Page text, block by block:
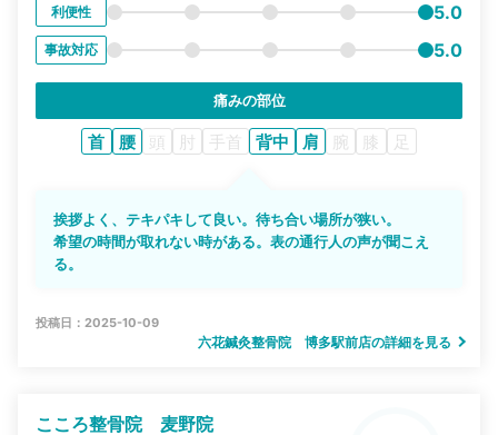
利便性 5.0
事故対応 5.0
痛みの部位
首 腰 頭 肘 手首 背中 肩 腕 膝 足
挨拶よく、テキパキして良い。待ち合い場所が狭い。
希望の時間が取れない時がある。表の通行人の声が聞こえ
る。
投稿日：2025-10-09
六花鍼灸整骨院 博多駅前店の詳細を見る
こころ整骨院 麦野院